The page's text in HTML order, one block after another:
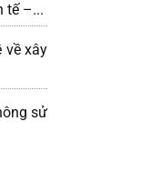
tế –...
về xây
sử